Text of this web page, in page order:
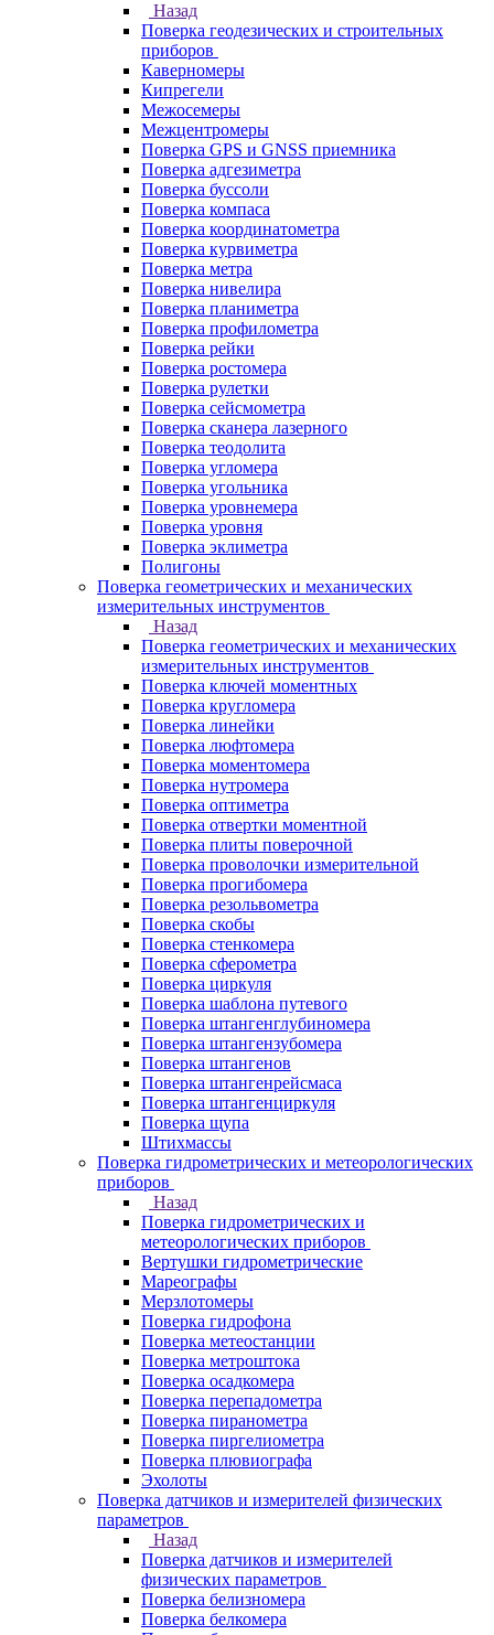
Назад
Поверка геодезических и строительных
приборов
Каверномеры
Кипрегели
Межосемеры
Межцентромеры
Поверка GPS и GNSS приемника
Поверка адгезиметра
Поверка буссоли
Поверка компаса
Поверка координатометра
Поверка курвиметра
Поверка метра
Поверка нивелира
Поверка планиметра
Поверка профилометра
Поверка рейки
Поверка ростомера
Поверка рулетки
Поверка сейсмометра
Поверка сканера лазерного
Поверка теодолита
Поверка угломера
Поверка угольника
Поверка уровнемера
Поверка уровня
Поверка эклиметра
Полигоны
Поверка геометрических и механических
измерительных инструментов
Назад
Поверка геометрических и механических
измерительных инструментов
Поверка ключей моментных
Поверка кругломера
Поверка линейки
Поверка люфтомера
Поверка моментомера
Поверка нутромера
Поверка оптиметра
Поверка отвертки моментной
Поверка плиты поверочной
Поверка проволочки измерительной
Поверка прогибомера
Поверка резольвометра
Поверка скобы
Поверка стенкомера
Поверка сферометра
Поверка циркуля
Поверка шаблона путевого
Поверка штангенглубиномера
Поверка штангензубомера
Поверка штангенов
Поверка штангенрейсмаса
Поверка штангенциркуля
Поверка щупа
Штихмассы
Поверка гидрометрических и метеорологических
приборов
Назад
Поверка гидрометрических и
метеорологических приборов
Вертушки гидрометрические
Мареографы
Мерзлотомеры
Поверка гидрофона
Поверка метеостанции
Поверка метроштока
Поверка осадкомера
Поверка перепадометра
Поверка пиранометра
Поверка пиргелиометра
Поверка плювиографа
Эхолоты
Поверка датчиков и измерителей физических
параметров
Назад
Поверка датчиков и измерителей
физических параметров
Поверка белизномера
Поверка белкомера